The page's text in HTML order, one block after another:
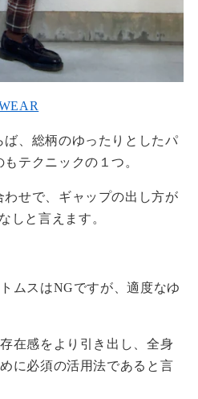
ば、総柄のゆったりとしたパ
テクニックの１つ。
せで、ギャップの出し方が
しと言えます。
ムスはNGですが、適度なゆ
在感をより引き出し、全身
に必須の活用法であると言